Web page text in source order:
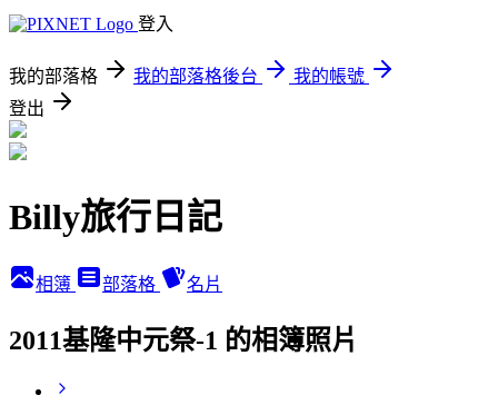
登入
我的部落格 我的部落格後台
我的帳號
登出
Billy旅行日記
相簿 部落格 名片
2011基隆中元祭-1 的相簿照片